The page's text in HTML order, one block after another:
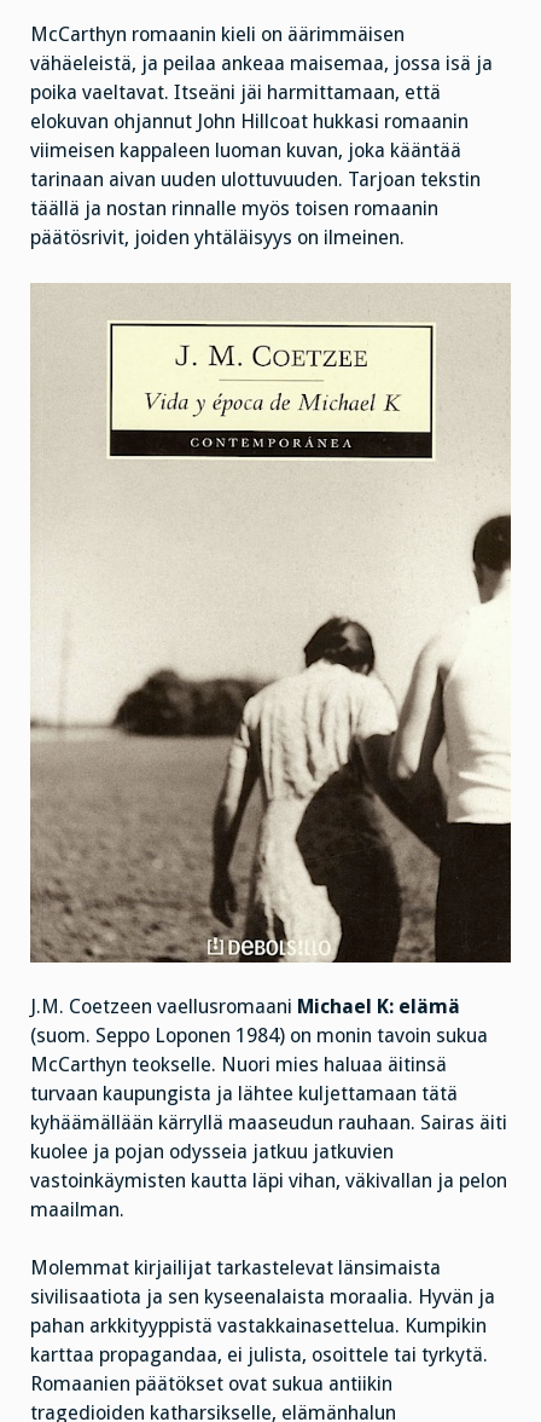
McCarthyn romaanin kieli on äärimmäisen
vähäeleistä, ja peilaa ankeaa maisemaa, jossa isä ja
poika vaeltavat. Itseäni jäi harmittamaan, että
elokuvan ohjannut John Hillcoat hukkasi romaanin
viimeisen kappaleen luoman kuvan, joka kääntää
tarinaan aivan uuden ulottuvuuden. Tarjoan tekstin
täällä ja nostan rinnalle myös toisen romaanin
päätösrivit, joiden yhtäläisyys on ilmeinen.
J.M. Coetzeen vaellusromaani Michael K: elämä
(suom. Seppo Loponen 1984) on monin tavoin sukua
McCarthyn teokselle. Nuori mies haluaa äitinsä
turvaan kaupungista ja lähtee kuljettamaan tätä
kyhäämällään kärryllä maaseudun rauhaan. Sairas äiti
kuolee ja pojan odysseia jatkuu jatkuvien
vastoinkäymisten kautta läpi vihan, väkivallan ja pelon
maailman.
Molemmat kirjailijat tarkastelevat länsimaista
sivilisaatiota ja sen kyseenalaista moraalia. Hyvän ja
pahan arkkityyppistä vastakkainasettelua. Kumpikin
karttaa propagandaa, ei julista, osoittele tai tyrkytä.
Romaanien päätökset ovat sukua antiikin
tragedioiden katharsikselle, elämänhalun